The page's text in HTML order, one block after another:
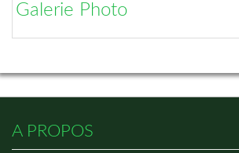
Galerie Photo
A PROPOS